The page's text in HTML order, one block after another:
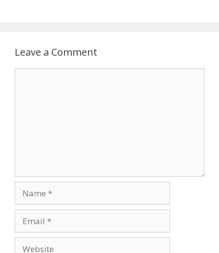
Leave a Comment